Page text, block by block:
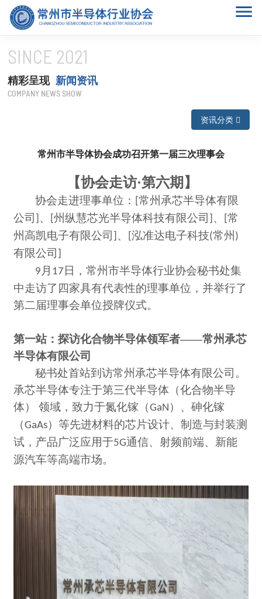
SINCE 2021
精彩呈现 新闻资讯
COMPANY NEWS SHOW
资讯分类 
常州市半导体协会成功召开第一届三次理事会
【协会走访·第六期】
协会走进理事单位 ： [常州承芯半导体有限
公司
、 [州纵慧芯光半导体科技有限公司 、 [常
州高凯电子有限公司
、 [泓准达电子科技(常州 )
有限公司
9 月 17 日，常州市半导体行业协会秘书处集
中走访了四家具有代表性的理事单位，并举行了
第二届理事会单位授牌仪式。
第一站：探访化合物半导体领军者——常州承芯
半导体有限公司
秘书处首站到访常州承芯半导体有限公司。
承芯半导体专注于第三代半导体（化合物半导
体）
领域，致力于氮化镓（GaN ）、砷化镓
（GaAs）等先进材料的芯片设计、制造与封装测
试，产品广泛应用于5G通信、射频前端、新能
源汽车等高端市场。